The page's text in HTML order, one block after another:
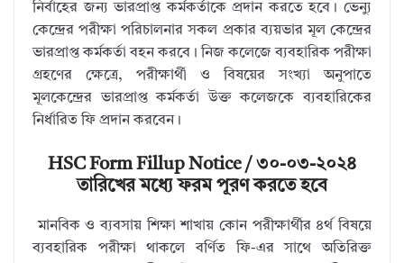
নির্বাহের জন্য ভারপ্রাপ্ত কর্মকর্তাকে প্রদান করতে হবে। ভেন্যু
কেন্দ্রের পরীক্ষা পরিচালনার সকল প্রকার ব্যয়ভার মূল কেন্দ্রের
ভারপ্রাপ্ত কর্মকর্তা বহন করবে। নিজ কলেজে ব্যবহারিক পরীক্ষা
গ্রহণের ক্ষেত্রে, পরীক্ষার্থী ও বিষয়ের সংখ্যা অনুপাতে
মূলকেন্দ্রের ভারপ্রাপ্ত কর্মকর্তা উক্ত কলেজকে ব্যবহারিকের
নির্ধারিত ফি প্রদান করবেন।
HSC Form Fillup Notice / ৩০-০৩-২০২৪
তারিখের মধ্যে ফরম পূরণ করতে হবে
মানবিক ও ব্যবসায় শিক্ষা শাখায় কোন পরীক্ষার্থীর ৪র্থ বিষয়ে
ব্যবহারিক পরীক্ষা থাকলে বর্ণিত ফি-এর সাথে অতিরিক্ত